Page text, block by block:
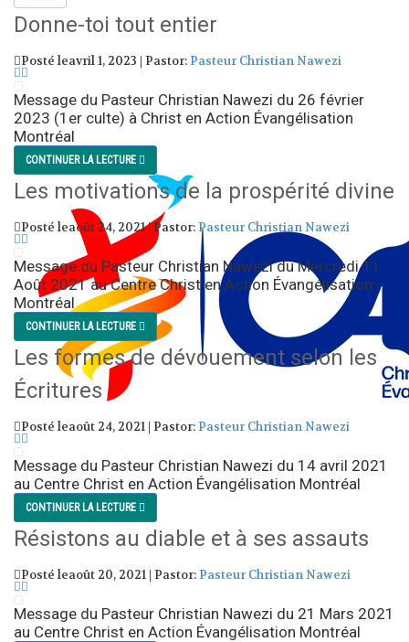
Donne-toi tout entier
Posté leavril 1, 2023 | Pastor: Pasteur Christian Nawezi
Message du Pasteur Christian Nawezi du 26 février
2023 (1er culte) à Christ en Action Évangélisation
Montréal
CONTINUER LA LECTURE
Les motivations de la prospérité divine
Posté leaoût 24, 2021 | Pastor: Pasteur Christian Nawezi
Message du Pasteur Christian Nawezi du Mercredi 11
Août 2021 au Centre Christ en Action Évangélisation –
Montréal
CONTINUER LA LECTURE
Les formes de dévouement selon les
Écritures
Posté leaoût 24, 2021 | Pastor: Pasteur Christian Nawezi
Message du Pasteur Christian Nawezi du 14 avril 2021
au Centre Christ en Action Évangélisation Montréal
CONTINUER LA LECTURE
Résistons au diable et à ses assauts
Posté leaoût 20, 2021 | Pastor: Pasteur Christian Nawezi
Message du Pasteur Christian Nawezi du 21 Mars 2021
au Centre Christ en Action Évangélisation Montréal